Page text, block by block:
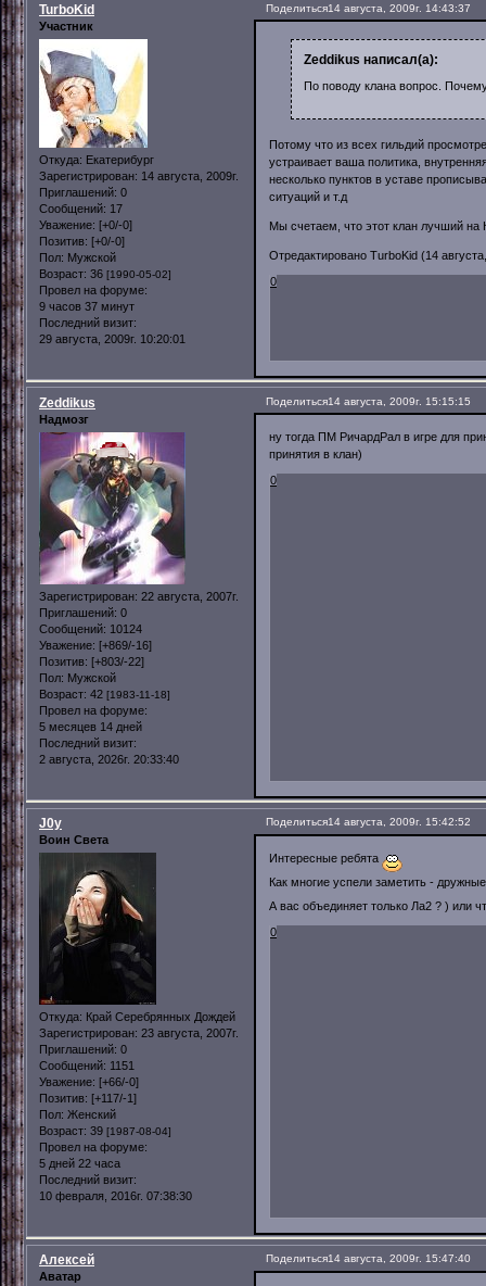
Поделиться14 августа, 2009г. 14:43:37
TurboKid
Участник
Откуда: Екатерибург
Зарегистрирован: 14 августа, 2009г.
Приглашений: 0
Сообщений: 17
Уважение: [+0/-0]
Позитив: [+0/-0]
Пол: Мужской
Возраст: 36 [1990-05-02]
Провел на форуме:
9 часов 37 минут
Последний визит:
29 августа, 2009г. 10:20:01
Zeddikus написал(а):
По поводу клана вопрос.
Потому что из всех гильдий
устраивает ваша политика,
несколько пунктов в уставе
ситуаций и т.д
Мы счетаем, что этот клан лучший на
Отредактировано TurboKid (14
0
Поделиться14 августа, 2009г. 15:15:15
Zeddikus
Надмозг
Зарегистрирован: 22 августа, 2007г.
Приглашений: 0
Сообщений: 10124
Уважение: [+869/-16]
Позитив: [+803/-22]
Пол: Мужской
Возраст: 42 [1983-11-18]
Провел на форуме:
5 месяцев 14 дней
Последний визит:
2 августа, 2026г. 20:33:40
ну тогда ПМ РичардРал в игре для
принятия в клан)
0
Поделиться14 августа, 2009г. 15:42:52
J0y
Воин Света
Откуда: Край Серебрянных Дождей
Зарегистрирован: 23 августа, 2007г.
Приглашений: 0
Сообщений: 1151
Уважение: [+66/-0]
Позитив: [+117/-1]
Пол: Женский
Возраст: 39 [1987-08-04]
Провел на форуме:
5 дней 22 часа
Последний визит:
10 февраля, 2016г. 07:38:30
Интересные ребята
Как многие успели заметить -
А вас объединяет только Ла2 ? ) или
0
Поделиться14 августа, 2009г. 15:47:40
Алексей
Аватар